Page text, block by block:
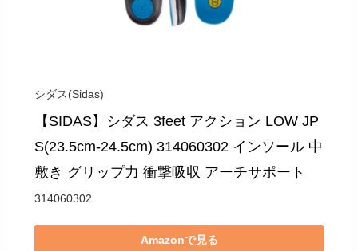
シダス(Sidas)
【SIDAS】シダス 3feet アクション LOW JP
S(23.5cm-24.5cm) 314060302 インソール 中
敷き グリップ力 衝撃吸収 アーチサポート
314060302
Amazonで見る